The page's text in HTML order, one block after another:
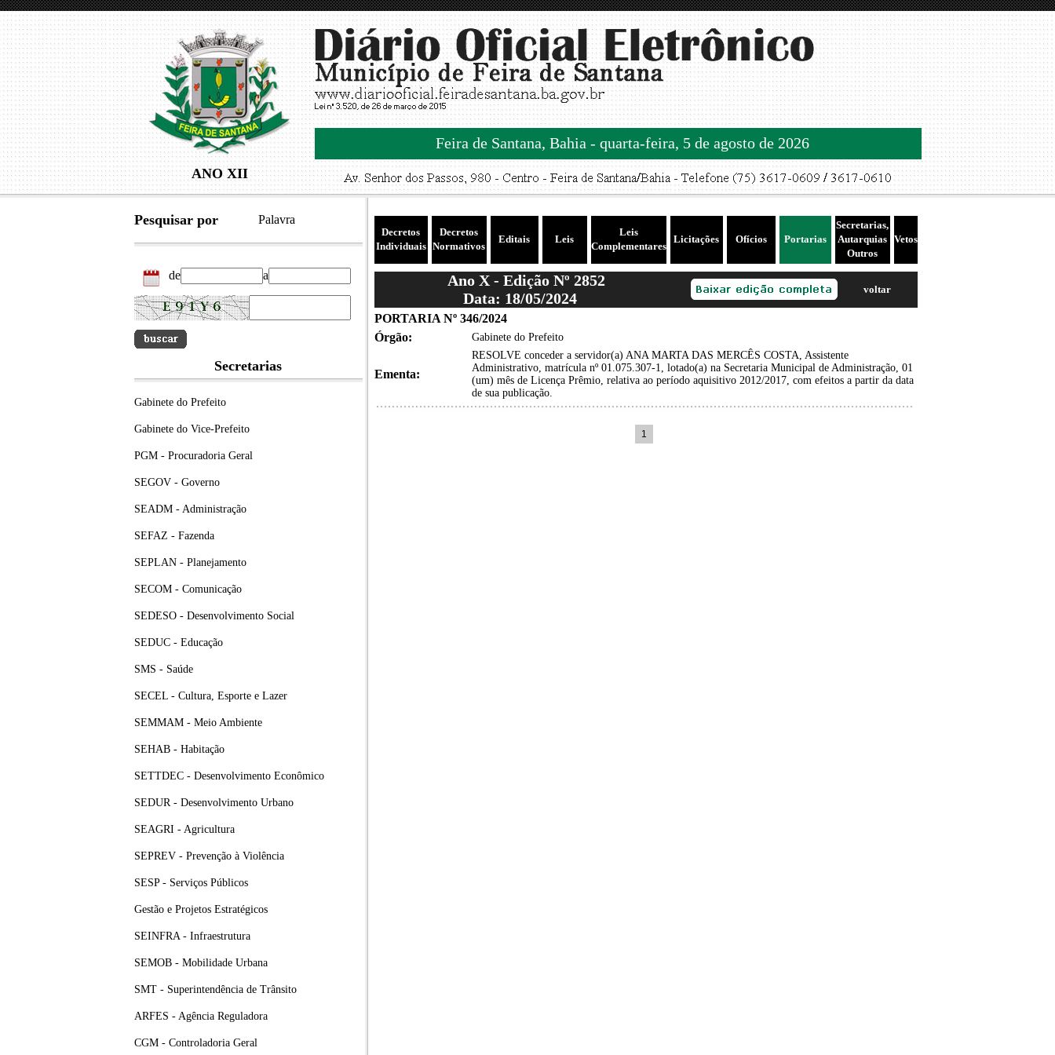
ANO XII
Feira de Santana, Bahia - quarta-feira, 5 de agosto de 2026
Pesquisar por Palavra
de a
Secretarias
Gabinete do Prefeito
Gabinete do Vice-Prefeito
PGM - Procuradoria Geral
SEGOV - Governo
SEADM - Administração
SEFAZ - Fazenda
SEPLAN - Planejamento
SECOM - Comunicação
SEDESO - Desenvolvimento Social
SEDUC - Educação
SMS - Saúde
SECEL - Cultura, Esporte e Lazer
SEMMAM - Meio Ambiente
SEHAB - Habitação
SETTDEC - Desenvolvimento Econômico
SEDUR - Desenvolvimento Urbano
SEAGRI - Agricultura
SEPREV - Prevenção à Violência
SESP - Serviços Públicos
Gestão e Projetos Estratégicos
SEINFRA - Infraestrutura
SEMOB - Mobilidade Urbana
SMT - Superintendência de Trânsito
ARFES - Agência Reguladora
CGM - Controladoria Geral
Decretos
Individuais
Decretos
Normativos
Editais Leis
Leis
Complementares
Licitações Ofícios Portarias
Secretarias,
Autarquias
Outros
Vetos
Ano X - Edição Nº 2852
Data: 18/05/2024
voltar
PORTARIA Nº 346/2024
Órgão:
Gabinete do Prefeito
Ementa:
RESOLVE conceder a servidor(a) ANA MARTA DAS MERCÊS COSTA, Assistente
Administrativo, matrícula nº 01.075.307-1, lotado(a) na Secretaria Municipal de Administração, 01
(um) mês de Licença Prêmio, relativa ao período aquisitivo 2012/2017, com efeitos a partir da data
de sua publicação.
1